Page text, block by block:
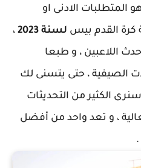
المتطلبات الادنى او
كرة القدم بيس لسنة 2023
،
اللاعبين ، و طبعا
الصيفية ، حتى يتسنى لك
الكثير من التحديثات
، و تعد واحد من أفضل
.